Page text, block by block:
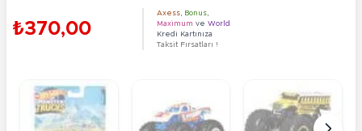
₺370,00
Axess Bonus
Maximum ve World
Kredi Kartınıza
Taksit Fırsatları !